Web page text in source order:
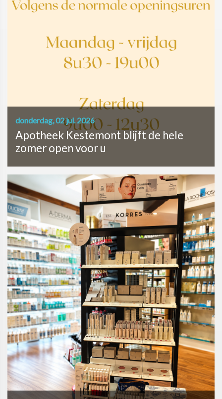
donderdag, 02 jul. 2026
Apotheek Kestemont blijft de hele
zomer open voor u